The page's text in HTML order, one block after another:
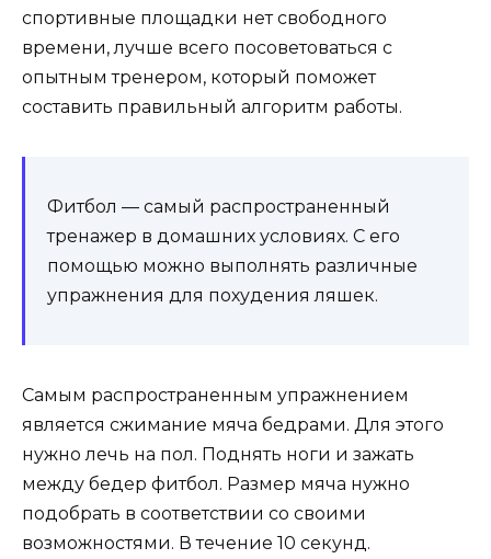
спортивные площадки нет свободного
времени, лучше всего посоветоваться с
опытным тренером, который поможет
составить правильный алгоритм работы.
Фитбол — самый распространенный
тренажер в домашних условиях. С его
помощью можно выполнять различные
упражнения для похудения ляшек.
Самым распространенным упражнением
является сжимание мяча бедрами. Для этого
нужно лечь на пол. Поднять ноги и зажать
между бедер фитбол. Размер мяча нужно
подобрать в соответствии со своими
возможностями. В течение 10 секунд.